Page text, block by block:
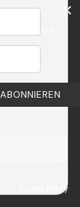
and to
Cookie Policy